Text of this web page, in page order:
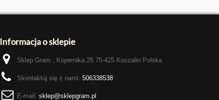
Informacja o sklepie
Sklep Gram , Kopernika 25 75-425 Koszalin Polska
Skontaktuj się z nami: 506338538
E-mail: sklep@sklepgram.pl